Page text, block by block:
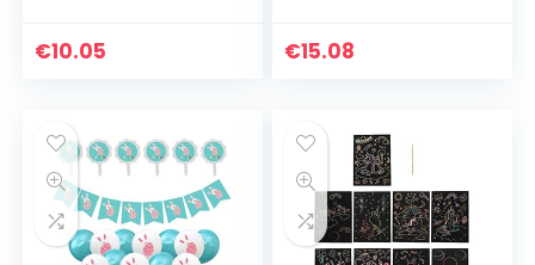
Achtergrond Stof
€10.05
voor Thuiskantoor
€15.08